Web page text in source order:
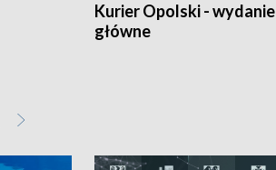
Kurier Opolski - wydanie
główne